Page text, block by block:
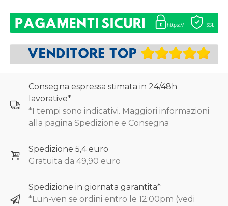
Consegna espressa stimata in 24/48h
lavorative*
*I tempi sono indicativi. Maggiori informazioni
alla pagina Spedizione e Consegna
Spedizione 5,4 euro
Gratuita da 49,90 euro
Spedizione in giornata garantita*
*Lun-ven se ordini entro le 12:00pm (vedi